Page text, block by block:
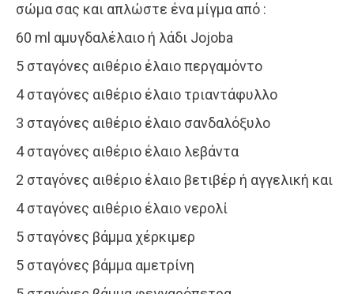
σώμα σας και απλώστε ένα μίγμα από :
60 ml αμυγδαλέλαιο ή λάδι Jojoba
5 σταγόνες αιθέριο έλαιο περγαμόντο
4 σταγόνες αιθέριο έλαιο τριαντάφυλλο
3 σταγόνες αιθέριο έλαιο σανδαλόξυλο
4 σταγόνες αιθέριο έλαιο λεβάντα
2 σταγόνες αιθέριο έλαιο βετιβέρ ή αγγελική και
4 σταγόνες αιθέριο έλαιο νερολί
5 σταγόνες βάμμα χέρκιμερ
5 σταγόνες βάμμα αμετρίνη